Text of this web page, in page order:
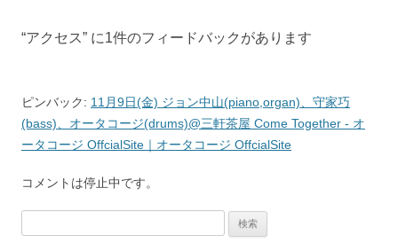
“アクセス” に1件のフィードバックがあります
ピンバック: 11月9日(金) ジョン中山(piano,organ)、守家巧
(bass)、オータコージ(drums)@三軒茶屋 Come Together - オ
ータコージ OffcialSite｜オータコージ OffcialSite
コメントは停止中です。